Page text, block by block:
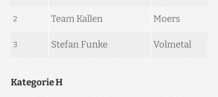
2 Team Kallen Moers
3 Stefan Funke Volmetal
Kategorie H